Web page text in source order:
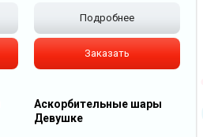
Подробнее
Заказать
Аскорбительные шары
Девушке